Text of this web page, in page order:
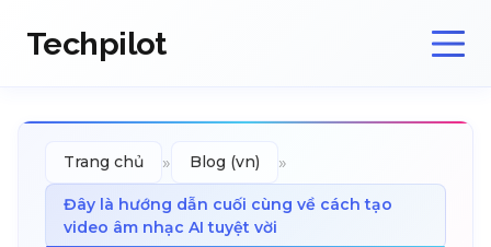
Techpilot
Trang chủ » Blog (vn) »
Đây là hướng dẫn cuối cùng về cách tạo
video âm nhạc AI tuyệt vời